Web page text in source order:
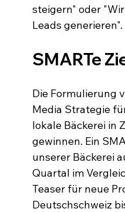
steigern" oder
Leads generieren".
SMARTe
Die Formulierung
Media Strategie
lokale Bäckerei in
gewinnen. Ein
unserer Bäckerei
Quartal im
Teaser für neue
Deutschschweiz